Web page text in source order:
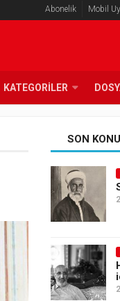
Abonelik Mobil
KATEGORILER
SON